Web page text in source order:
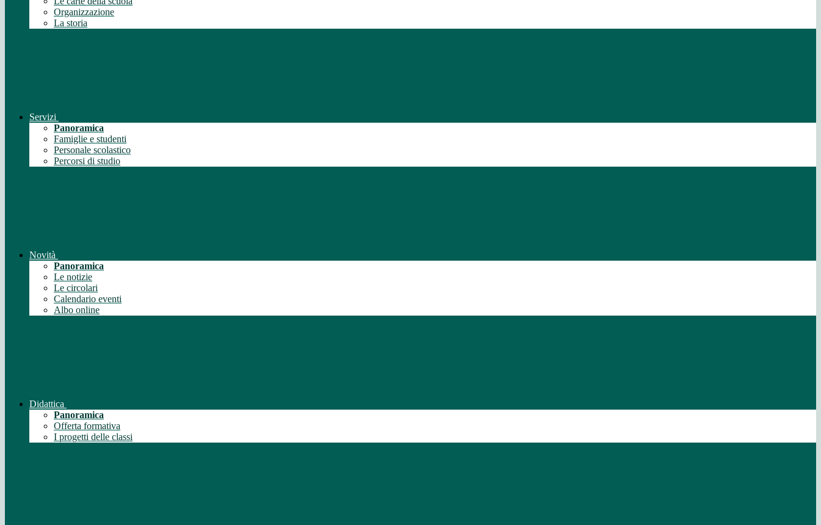
Organizzazione
La storia
Servizi
Panoramica
Famiglie e studenti
Personale scolastico
Percorsi di studio
Novità
Panoramica
Le notizie
Le circolari
Calendario eventi
Albo online
Didattica
Panoramica
Offerta formativa
I progetti delle classi